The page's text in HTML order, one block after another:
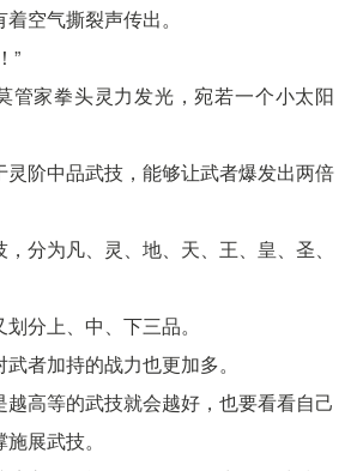
空气撕裂声传出。
”
管家拳头灵力发光，宛若一个小太阳
灵阶中品武技，能够让武者爆发出两倍
分为凡、灵、地、天、王、皇、圣、
分上、中、下三品。
者加持的战力也更加多。
越高等的武技就会越好，也要看看自己
展武技。